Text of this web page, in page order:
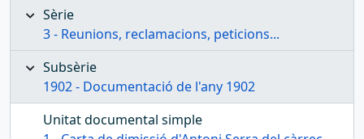
Sèrie
3 - Reunions, reclamacions, peticions...
Subsèrie
1902 - Documentació de l'any 1902
Unitat documental simple